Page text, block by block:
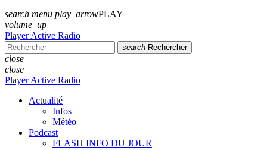
search menu play_arrowPLAY
volume_up
Player Active Radio
search Rechercher
close
close
Player Active Radio
Actualité
Infos
Météo
Podcast
FLASH INFO DU JOUR